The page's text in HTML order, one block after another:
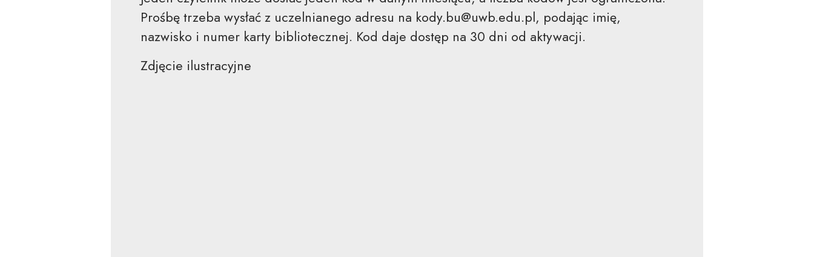
Prośbę trzeba wysłać z uczelnianego adresu na kody.bu@uwb.edu.pl, podając imię,
nazwisko i numer karty bibliotecznej. Kod daje dostęp na 30 dni od aktywacji.
Zdjęcie ilustracyjne